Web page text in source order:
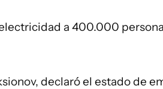
a 400.000
declaró el estado de